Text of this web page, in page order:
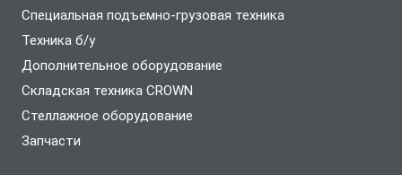
Специальная подъемно-грузовая техника
Техника б/у
Дополнительное оборудование
Складская техника CROWN
Стеллажное оборудование
Запчасти